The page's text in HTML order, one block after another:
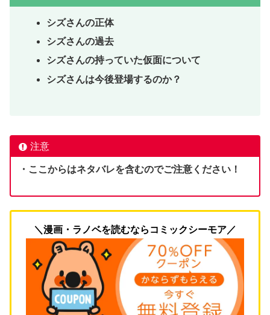
シズさんの正体
シズさんの過去
シズさんの持っていた仮面について
シズさんは今後登場するのか？
注意
・ここからはネタバレを含むのでご注意ください！
＼漫画・ラノベを読むならコミックシーモア／